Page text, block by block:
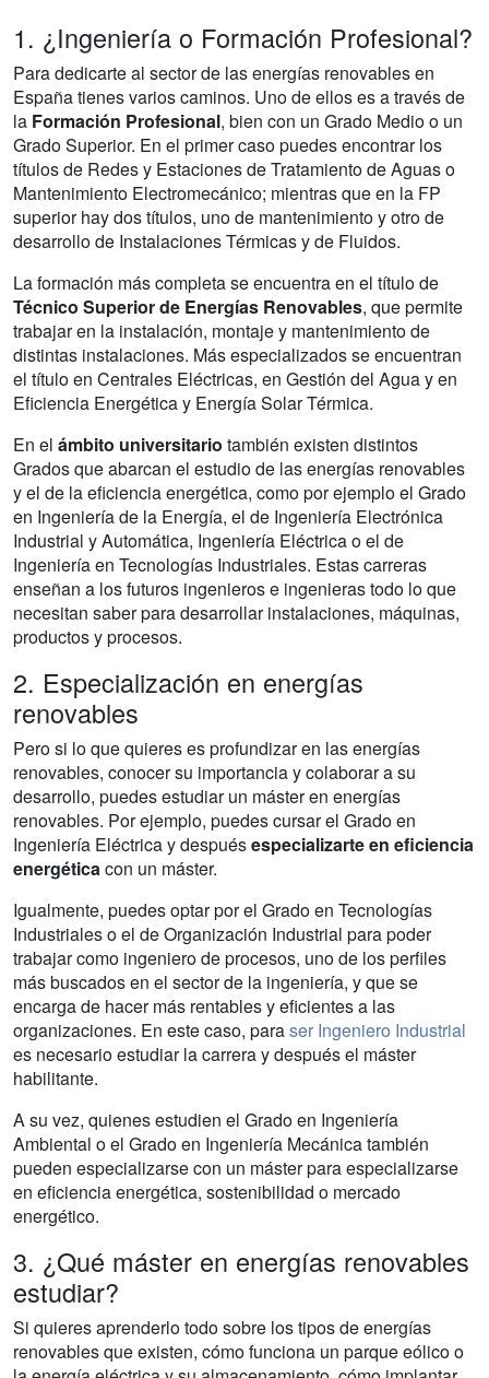
1. ¿Ingeniería o Formación Profesional?
Para dedicarte al sector de las energías renovables en
España tienes varios caminos. Uno de ellos es a través de
la Formación Profesional, bien con un Grado Medio o un
Grado Superior. En el primer caso puedes encontrar los
títulos de Redes y Estaciones de Tratamiento de Aguas o
Mantenimiento Electromecánico; mientras que en la FP
superior hay dos títulos, uno de mantenimiento y otro de
desarrollo de Instalaciones Térmicas y de Fluidos.
La formación más completa se encuentra en el título de
Técnico Superior de Energías Renovables, que permite
trabajar en la instalación, montaje y mantenimiento de
distintas instalaciones. Más especializados se encuentran
el título en Centrales Eléctricas, en Gestión del Agua y en
Eficiencia Energética y Energía Solar Térmica.
En el ámbito universitario también existen distintos
Grados que abarcan el estudio de las energías renovables
y el de la eficiencia energética, como por ejemplo el Grado
en Ingeniería de la Energía, el de Ingeniería Electrónica
Industrial y Automática, Ingeniería Eléctrica o el de
Ingeniería en Tecnologías Industriales. Estas carreras
enseñan a los futuros ingenieros e ingenieras todo lo que
necesitan saber para desarrollar instalaciones, máquinas,
productos y procesos.
2. Especialización en energías
renovables
Pero si lo que quieres es profundizar en las energías
renovables, conocer su importancia y colaborar a su
desarrollo, puedes estudiar un máster en energías
renovables. Por ejemplo, puedes cursar el Grado en
Ingeniería Eléctrica y despuésespecializarte en eficiencia
energéticacon un máster.
Igualmente, puedes optar por el Grado en Tecnologías
Industriales o el de Organización Industrial para poder
trabajar como ingeniero de procesos, uno de los perfiles
más buscados en el sector de la ingeniería, y que se
encarga de hacer más rentables y eficientes a las
organizaciones. En este caso, paraser Ingeniero Industrial
es necesario estudiar la carrera y después el máster
habilitante.
A su vez, quienes estudien el Grado en Ingeniería
Ambiental o el Grado en Ingeniería Mecánica también
pueden especializarse con un máster para especializarse
en eficiencia energética, sostenibilidad o mercado
energético.
3. ¿Qué máster en energías renovables
estudiar?
Si quieres aprenderlo todo sobre los tipos de energías
renovables que existen, cómo funciona un parque eólico o